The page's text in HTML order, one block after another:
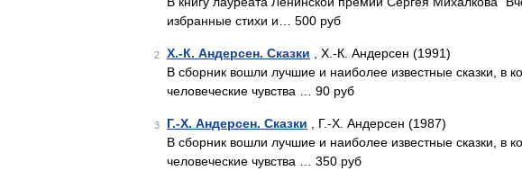
избранные стихи и… 500 руб
2 Х.-К. Андерсен. Сказки , Х.-К. Андерсен (1991)
В сборник вошли лучшие и наиболее известные сказки, в
человеческие чувства … 90 руб
3 Г.-Х. Андерсен. Сказки , Г.-Х. Андерсен (1987)
В сборник вошли лучшие и наиболее известные сказки, в
человеческие чувства … 350 руб